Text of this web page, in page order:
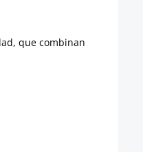
que combinan